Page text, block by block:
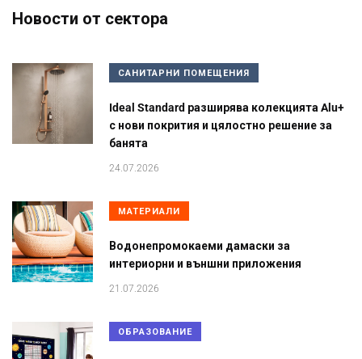
Новости от сектора
САНИТАРНИ ПОМЕЩЕНИЯ
Ideal Standard разширява колекцията Alu+
с нови покрития и цялостно решение за
банята
24.07.2026
МАТЕРИАЛИ
Водонепромокаеми дамаски за
интериорни и външни приложения
21.07.2026
ОБРАЗОВАНИЕ